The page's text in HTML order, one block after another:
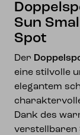
Sun
Spot
Der
eine stilvolle
elegantem
Dank des
verstellbaren